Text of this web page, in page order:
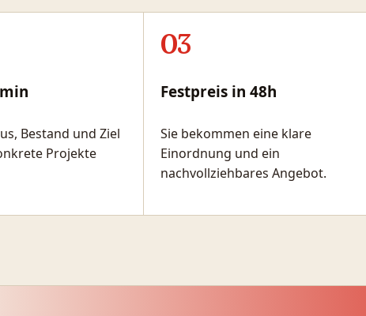
Bestand und Ziel
Projekte
03
Festpreis in 48h
Sie bekommen eine klare
Einordnung und ein
nachvollziehbares Angebot.